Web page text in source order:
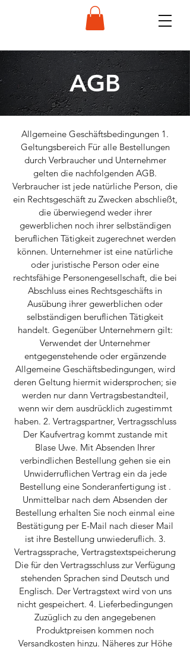
AGB
Allgemeine Geschäftsbedingungen 1.
Geltungsbereich Für alle Bestellungen
durch Verbraucher und Unternehmer
gelten die nachfolgenden AGB.
Verbraucher ist jede natürliche Person, die
ein Rechtsgeschäft zu Zwecken abschließt,
die überwiegend weder ihrer
gewerblichen noch ihrer selbständigen
beruflichen Tätigkeit zugerechnet werden
können. Unternehmer ist eine natürliche
oder juristische Person oder eine
rechtsfähige Personengesellschaft, die bei
Abschluss eines Rechtsgeschäfts in
Ausübung ihrer gewerblichen oder
selbständigen beruflichen Tätigkeit
handelt. Gegenüber Unternehmern gilt:
Verwendet der Unternehmer
entgegenstehende oder ergänzende
Allgemeine Geschäftsbedingungen, wird
deren Geltung hiermit widersprochen; sie
werden nur dann Vertragsbestandteil,
wenn wir dem ausdrücklich zugestimmt
haben. 2. Vertragspartner, Vertragsschluss
Der Kaufvertrag kommt zustande mit
Blase Uwe. Mit Absenden Ihrer
verbindlichen Bestellung gehen sie ein
Unwiderruflichen Vertrag ein da jede
Bestellung eine Sonderanfertigung ist .
Unmittelbar nach dem Absenden der
Bestellung erhalten Sie noch einmal eine
Bestätigung per E-Mail nach dieser Mail
ist ihre Bestellung unwiederuflich. 3.
Vertragssprache, Vertragstextspeicherung
Die für den Vertragsschluss zur Verfügung
stehenden Sprachen sind Deutsch und
Englisch. Der Vertragstext wird von uns
nicht gespeichert. 4. Lieferbedingungen
Zuzüglich zu den angegebenen
Produktpreisen kommen noch
Versandkosten hinzu. Näheres zur Höhe